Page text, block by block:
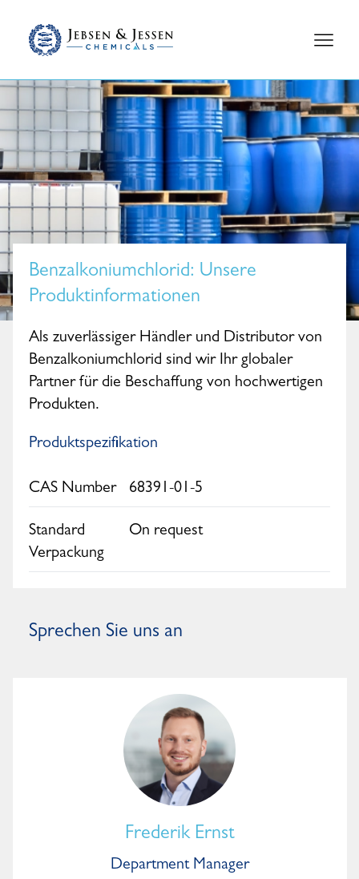
Benzalkoniumchlorid: Unsere
Produktinformationen
Als zuverlässiger Händler und Distributor von
Benzalkoniumchlorid sind wir Ihr globaler
Partner für die Beschaffung von hochwertigen
Produkten.
Produktspezifikation
CAS Number 68391-01-5
Standard
Verpackung
On request
Sprechen Sie uns an
Frederik Ernst
Department Manager